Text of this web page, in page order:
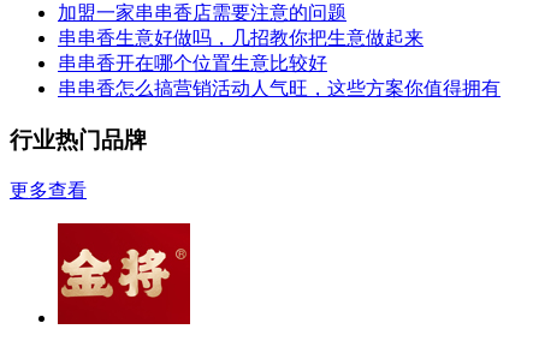
加盟一家串串香店需要注意的问题
串串香生意好做吗，几招教你把生意做起来
串串香开在哪个位置生意比较好
串串香怎么搞营销活动人气旺，这些方案你值得拥有
行业热门品牌
更多查看